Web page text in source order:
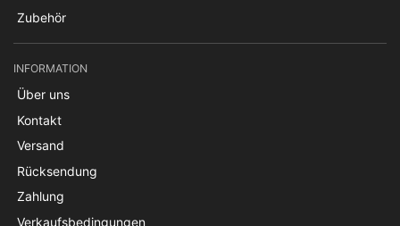
Zubehör
INFORMATION
Über uns
Kontakt
Versand
Rücksendung
Zahlung
Verkaufsbedingungen